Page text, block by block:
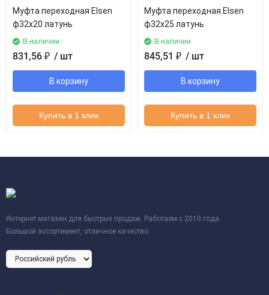
Муфта переходная Elsen
ф32х20 латунь
В наличии
831,56 ₽ / шт
В корзину
Купить в 1 клик
Муфта переходная Elsen
ф32х25 латунь
В наличии
845,51 ₽ / шт
В корзину
Купить в 1 клик
Интернет магазин для быстрых продаж. Работаем с 2010 года.
Большой ассортимент, отличное качество.